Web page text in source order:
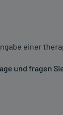
einer
und fragen